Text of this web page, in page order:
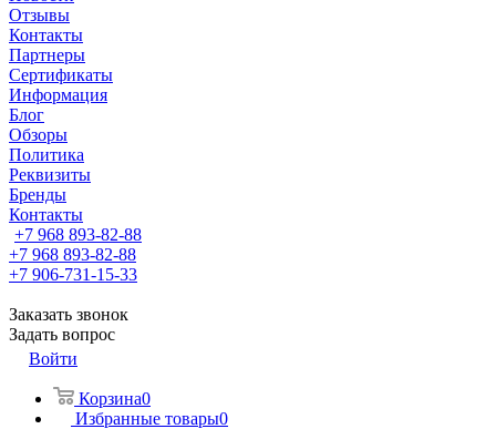
Отзывы
Контакты
Партнеры
Сертификаты
Информация
Блог
Обзоры
Политика
Реквизиты
Бренды
Контакты
+7 968 893-82-88
+7 968 893-82-88
+7 906-731-15-33
Заказать звонок
Задать вопрос
Войти
Корзина0
Избранные товары0